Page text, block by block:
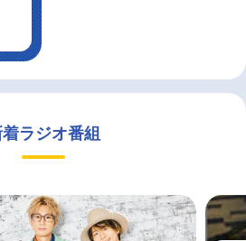
ラジオ番組